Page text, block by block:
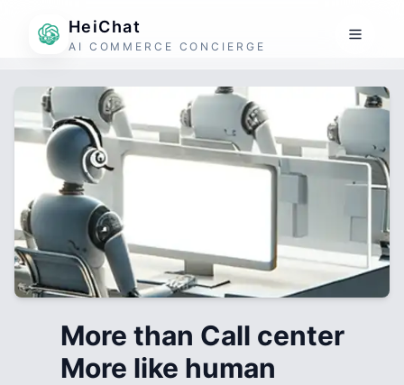
HeiChat
AI COMMERCE CONCIERGE
More than Call center
More like human